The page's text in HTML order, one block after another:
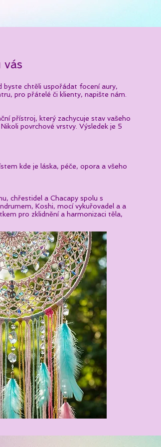
vás
byste chtěli uspořádat focení aury,
pro přátelé či klienty, napište nám.
přístroj, který zachycuje stav vašeho
povrchové vrstvy. Výsledek je 5
kde je láska, péče, opora a všeho
chřestidel a Chacapy spolu s
Koshi, mocí vykuřovadel a a
pro zklidnění a harmonizaci těla,